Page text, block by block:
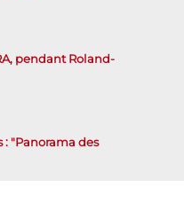
pendant Roland-
: "Panorama des